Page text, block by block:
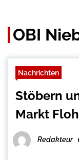
OBI
Nachrichten
Stöbern
Markt
Redakteur